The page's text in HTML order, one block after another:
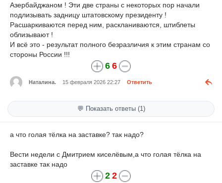
Азербайджаном ! Эти две страны с некоторых пор начали
подлизывать задницу штатовскому президенту !
Расшаркиваются перед ним, раскланиваются, штиблеты
облизывают !
И всё это - результат полного безразличия к этим странам со
стороны России !!!
6 6
Наталина. 15 февраля 2026 22:27 Ответить
💬 Показать ответы (1)
а что голая тёлка на заставке? так надо?
Вести недели с Дмитрием киселёвым,а что голая тёлка на
заставке так надо
2 2